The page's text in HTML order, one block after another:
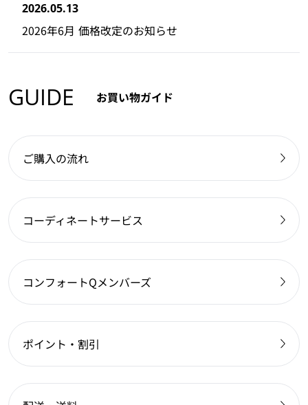
2026.05.13
2026年6月 価格改定のお知らせ
GUIDE お買い物ガイド
ご購入の流れ
コーディネートサービス
コンフォートQメンバーズ
ポイント・割引